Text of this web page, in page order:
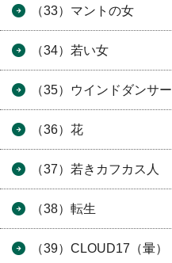
（33）マントの女
（34）若い女
（35）ウインドダンサー
（36）花
（37）若きカフカス人
（38）転生
（39）CLOUD17（暈）